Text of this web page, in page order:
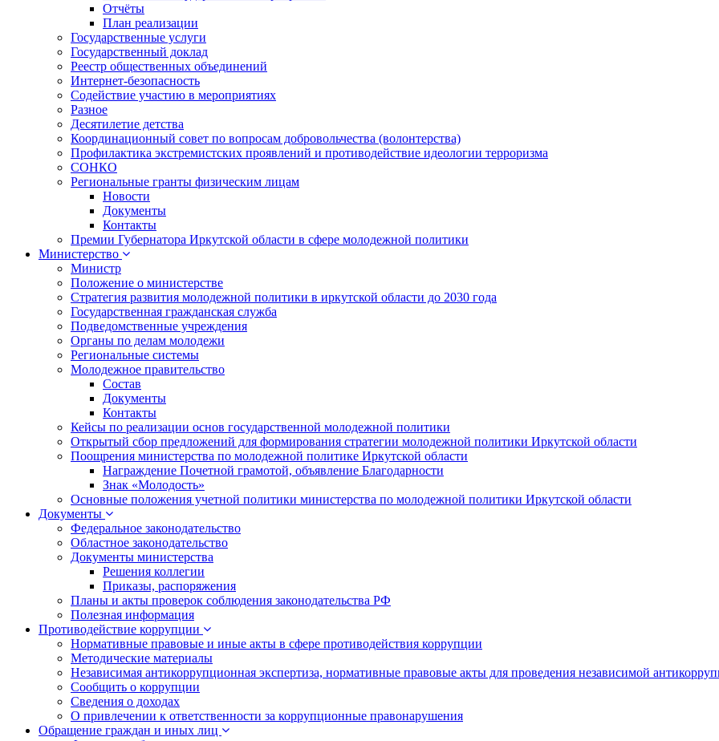
Отчёты
План реализации
Государственные услуги
Государственный доклад
Реестр общественных объединений
Интернет-безопасность
Содействие участию в мероприятиях
Разное
Десятилетие детства
Координационный совет по вопросам добровольчества (волонтерства)
Профилактика экстремистских проявлений и противодействие идеологии терроризма
СОНКО
Региональные гранты физическим лицам
Новости
Документы
Контакты
Премии Губернатора Иркутской области в сфере молодежной политики
Министерство
Министр
Положение о министерстве
Стратегия развития молодежной политики в иркутской области до 2030 года
Государственная гражданская служба
Подведомственные учреждения
Органы по делам молодежи
Региональные системы
Молодежное правительство
Состав
Документы
Контакты
Кейсы по реализации основ государственной молодежной политики
Открытый сбор предложений для формирования стратегии молодежной политики Иркутской области
Поощрения министерства по молодежной политике Иркутской области
Награждение Почетной грамотой, объявление Благодарности
Знак «Молодость»
Основные положения учетной политики министерства по молодежной политики Иркутской области
Документы
Федеральное законодательство
Областное законодательство
Документы министерства
Решения коллегии
Приказы, распоряжения
Планы и акты проверок соблюдения законодательства РФ
Полезная информация
Противодействие коррупции
Нормативные правовые и иные акты в сфере противодействия коррупции
Методические материалы
Независимая антикоррупционная экспертиза, нормативные правовые акты для проведения независимой
Сообщить о коррупции
Сведения о доходах
О привлечении к ответственности за коррупционные правонарушения
Обращение граждан и иных лиц